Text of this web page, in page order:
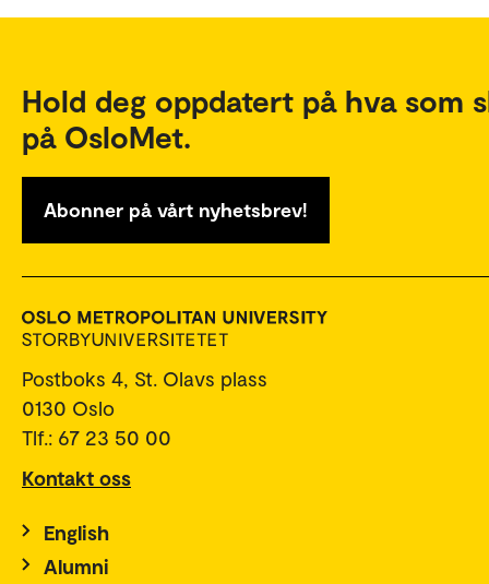
Hold deg oppdatert på hva som
på OsloMet.
Abonner på vårt nyhetsbrev!
Postboks 4, St. Olavs plass
0130 Oslo
Tlf.: 67 23 50 00
Kontakt oss
English
Alumni